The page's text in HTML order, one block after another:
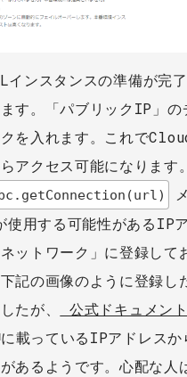
ンスタンスの準備が完
す。「パブリックIP」の
を入れます。これで
アクセス可能になります。
使用する可能性があるIP
ットワーク」に登録して
記の画像のように登録し
たが、
公式ドキュメント
に載っているIPアドレスか
あるようです。心配な人